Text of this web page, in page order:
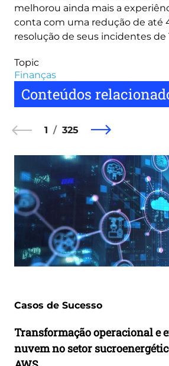
melhorou ainda mais a
conta com uma redução de até
resolução de seus incidentes de
Topic
Finanças
Conteúdos
1 325
Casos de Sucesso
Transformação operacional e
nuvem no setor